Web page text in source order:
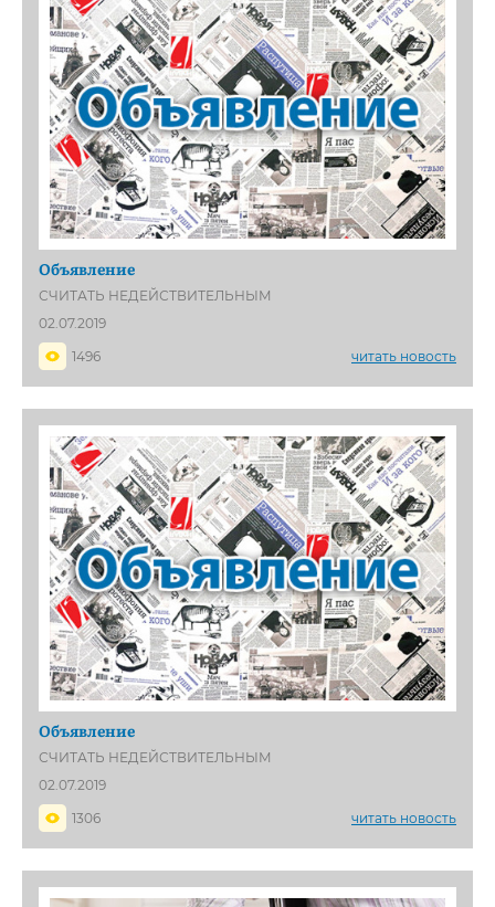
Объявление
СЧИТАТЬ НЕДЕЙСТВИТЕЛЬНЫМ
02.07.2019
1496
читать новость
Объявление
СЧИТАТЬ НЕДЕЙСТВИТЕЛЬНЫМ
02.07.2019
1306
читать новость